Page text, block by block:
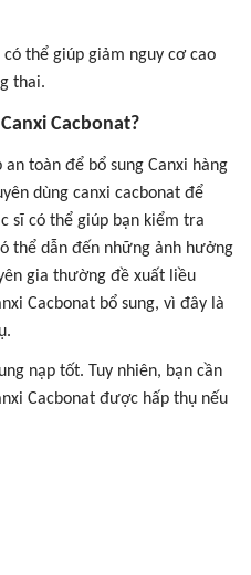
có thể giúp giảm nguy cơ cao
thai.
Cacbonat?
toàn để bổ sung Canxi hàng
dùng canxi cacbonat để
sĩ có thể giúp bạn kiểm tra
thể dẫn đến những ảnh hưởng
gia thường đề xuất liều
Cacbonat bổ sung, vì đây là
nạp tốt. Tuy nhiên, bạn cần
Cacbonat được hấp thụ nếu